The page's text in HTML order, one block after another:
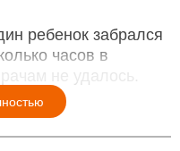
ребенок забрался
часов в
не удалось.